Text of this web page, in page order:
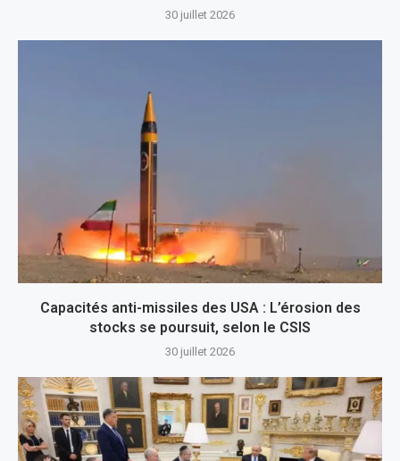
30 juillet 2026
Capacités anti-missiles des USA : L’érosion des
stocks se poursuit, selon le CSIS
30 juillet 2026